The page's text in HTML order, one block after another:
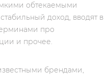
обтекаемыми
доход, вводят в
про
и прочее.
брендами,